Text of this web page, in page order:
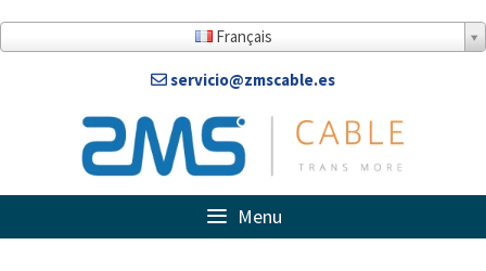
contenu
Français
servicio@zmscable.es
Menu